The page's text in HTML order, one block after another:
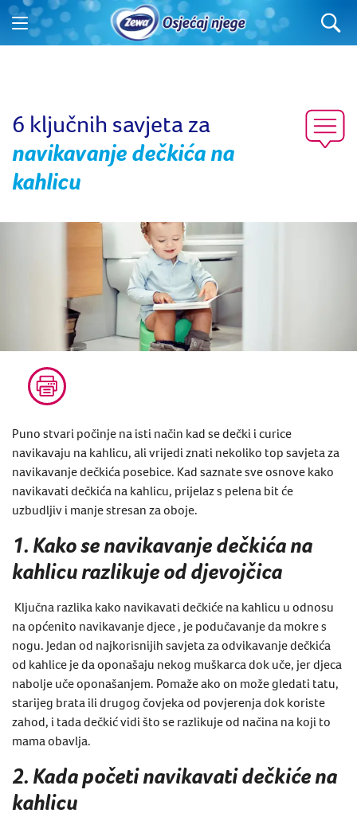
6 ključnih savjeta za
navikavanje dečkića na
kahlicu
Puno stvari počinje na isti način kad se dečki i curice
navikavaju na kahlicu, ali vrijedi znati nekoliko top savjeta za
navikavanje dečkića posebice. Kad saznate sve osnove kako
navikavati dečkića na kahlicu, prijelaz s pelena bit će
uzbudljiv i manje stresan za oboje.
1. Kako se navikavanje dečkića na
kahlicu razlikuje od djevojčica
Ključna razlika kako navikavati dečkiće na kahlicu u odnosu
na općenito navikavanje djece , je podučavanje da mokre s
nogu. Jedan od najkorisnijih savjeta za odvikavanje dečkića
od kahlice je da oponašaju nekog muškarca dok uče, jer djeca
nabolje uče oponašanjem. Pomaže ako on može gledati tatu,
starijeg brata ili drugog čovjeka od povjerenja dok koriste
zahod, i tada dečkić vidi što se razlikuje od načina na koji to
mama obavlja.
2. Kada početi navikavati dečkiće na
kahlicu